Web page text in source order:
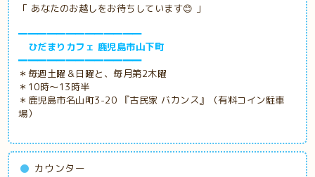
「 あなたのお越しをお待ちしています😊 」
━━━━━━━━━━━━━
ひだまりカフェ 鹿児島市山下町
━━━━━━━━━━━━━
＊毎週土曜＆日曜と、毎月第2木曜
＊10時～13時半
＊鹿児島市名山町3-20 『古民家 バカンス』（有料コイン駐車
場）
カウンター